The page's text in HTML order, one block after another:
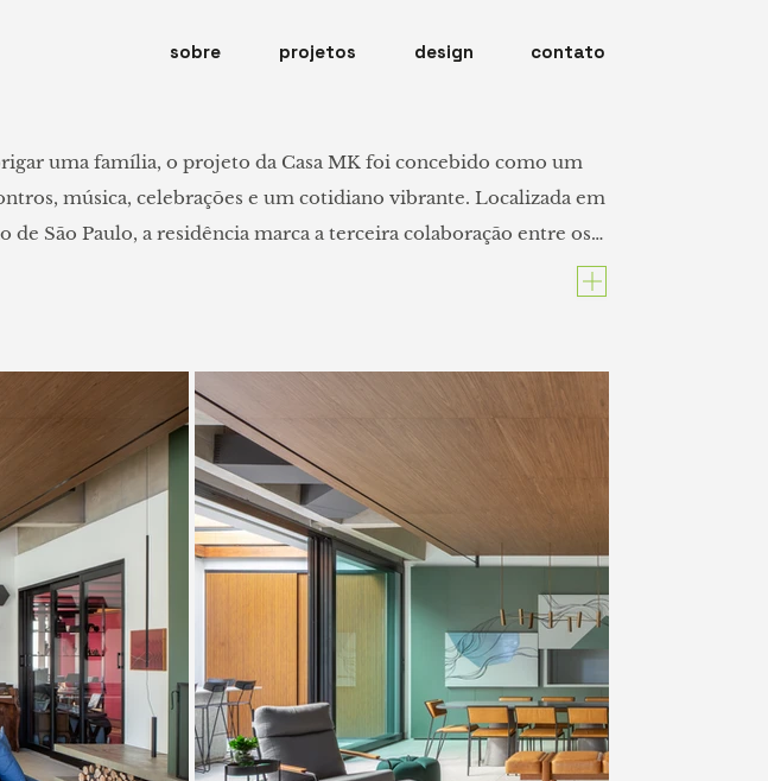
sobre projetos design contato
uma família, o projeto da Casa MK foi concebido como um
música, celebrações e um cotidiano vibrante. Localizada em
São Paulo, a residência marca a terceira colaboração entre os
intervenções pontuais —, a reforma ganhou novos
caminho para uma transformação mais profunda. O
casa que traduz a personalidade dos moradores por meio de
autenticidade, funcionalidade e acolhimento.
como uma extensão do jardim. A sala principal, totalmente
se visualmente ao jardim e ao estúdio de música — um
adaptado a partir de um antigo anexo. O estúdio contou com
desenvolvido com uma empresa especializada, recebendo
além do forro bordô e de uma estante reaproveitada da
o layout é flexível: sofás modulares com encostos móveis